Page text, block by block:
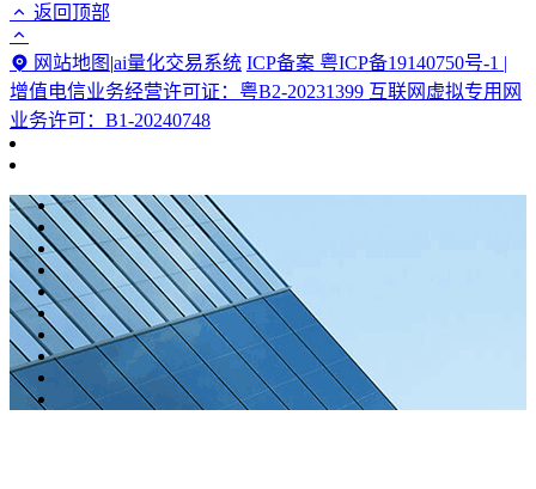
返回顶部
网站地图 |ai量化交易系统 ICP备案 粤ICP备19140750号-1 |
增值电信业务经营许可证：粤B2-20231399 互联网虚拟专用网
业务许可：B1-20240748